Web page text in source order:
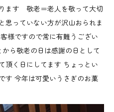
ます 敬老＝老人を敬って大切
思っていない方が沢山おられま
様ですので常に有難うござい
ら敬老の日は感謝の日として
頂く日にしてます ちょっとい
す 今年は可愛いうさぎのお菓